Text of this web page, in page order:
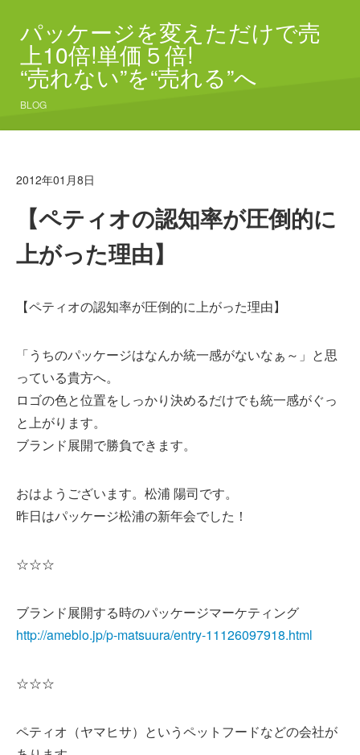
パッケージを変えただけで売
上10倍!単価５倍!
“売れない”を“売れる”へ
BLOG
2012年01月8日
【ペティオの認知率が圧倒的に
上がった理由】
【ペティオの認知率が圧倒的に上がった理由】
「うちのパッケージはなんか統一感がないなぁ～」と思
っている貴方へ。
ロゴの色と位置をしっかり決めるだけでも統一感がぐっ
と上がります。
ブランド展開で勝負できます。
おはようございます。松浦 陽司です。
昨日はパッケージ松浦の新年会でした！
☆☆☆
ブランド展開する時のパッケージマーケティング
http://ameblo.jp/p-matsuura/entry-11126097918.html
☆☆☆
ペティオ（ヤマヒサ）というペットフードなどの会社が